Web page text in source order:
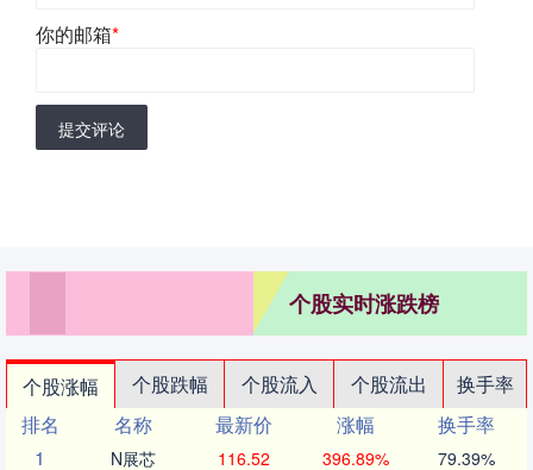
你的邮箱*
提交评论
个股实时涨跌榜
个股涨幅 个股跌幅 个股流入 个股流出
换手率
排名
名称 最新价 涨幅
换手率
1
N展芯 116.52 396.89% 79.39%